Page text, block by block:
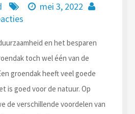
mei 3, 2022
en het besparen
toch wel één van de
groendak heeft veel goede
is goed voor de natuur. Op
de verschillende voordelen van